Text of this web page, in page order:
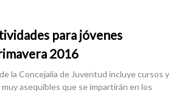
para jóvenes
2016
la Concejalía de Juventud incluye cursos y
asequibles que se impartirán en los